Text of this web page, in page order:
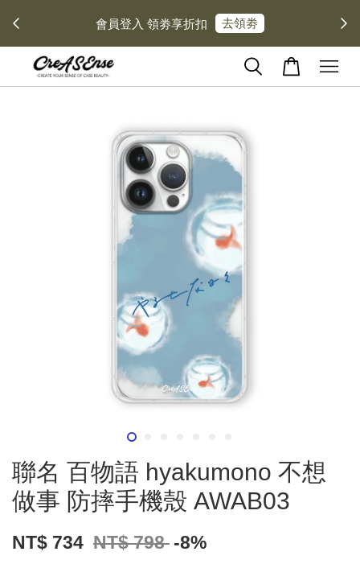
會員登入 領劵享折扣 去領劵
聯名 百物語 hyakumono 不想
做事 防摔手機殼 AWAB03
NT$ 734 NT$ 798 -8%